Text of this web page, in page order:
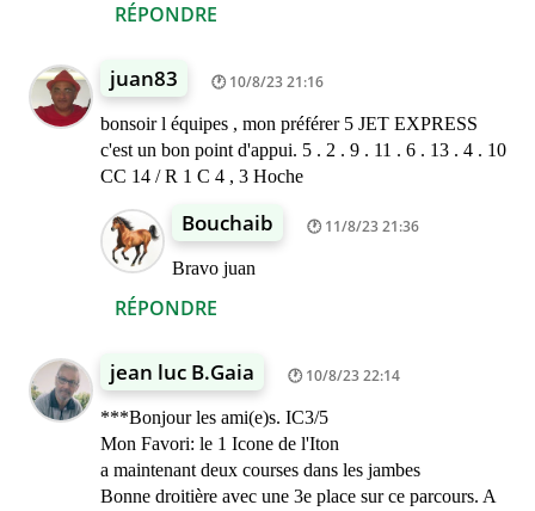
RÉPONDRE
juan83 10/8/23 21:16
bonsoir l équipes , mon préférer 5 JET EXPRESS
c'est un bon point d'appui. 5 . 2 . 9 . 11 . 6 . 13 . 4 . 10
CC 14 / R 1 C 4 , 3 Hoche
RÉPONDRE
Bouchaib 11/8/23 21:36
Bravo juan
jean luc B.Gaia 10/8/23 22:14
***Bonjour les ami(e)s. IC3/5
Mon Favori: le 1 Icone de l'Iton
a maintenant deux courses dans les jambes
Bonne droitière avec une 3e place sur ce parcours. A